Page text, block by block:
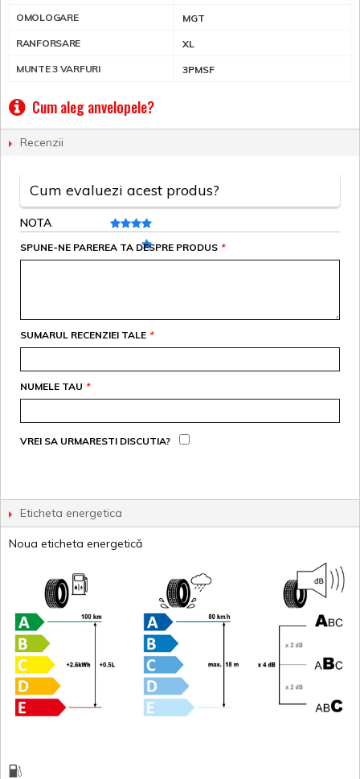
OMOLOGARE MGT
RANFORSARE XL
MUNTE 3 VARFURI 3PMSF
Cum aleg anvelopele?
Recenzii
Cum evaluezi acest produs?
NOTA
*
SPUNE-NE PAREREA TA DESPRE PRODUS
*
SUMARUL RECENZIEI TALE
*
NUMELE TAU
VREI SA URMARESTI DISCUTIA?
Eticheta energetica
Noua eticheta energetică